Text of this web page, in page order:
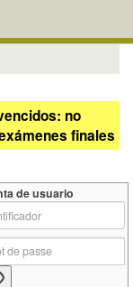
no
finales
de usuario